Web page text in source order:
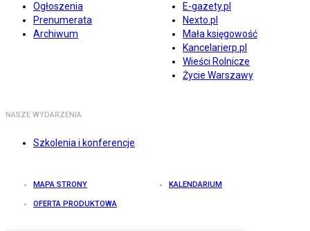
Ogłoszenia
Prenumerata
Archiwum
E-gazety.pl
Nexto.pl
Mała księgowość
Kancelarierp.pl
Wieści Rolnicze
Życie Warszawy
NASZE WYDARZENIA
Szkolenia i konferencje
MAPA STRONY KALENDARIUM
OFERTA PRODUKTOWA